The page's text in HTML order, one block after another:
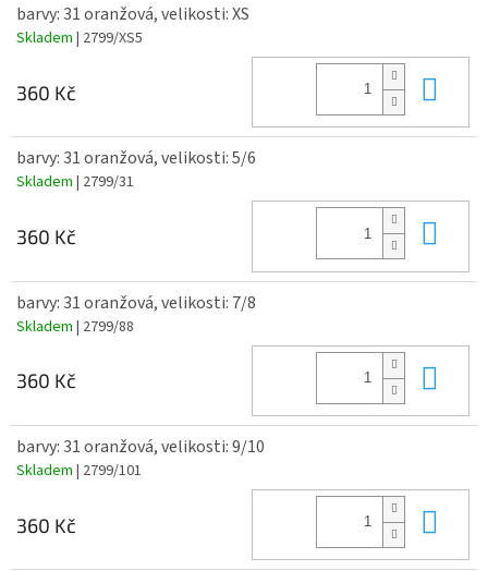
barvy: 31 oranžová, velikosti: XS
Skladem | 2799/XS5
360 Kč
barvy: 31 oranžová, velikosti: 5/6
Skladem | 2799/31
360 Kč
barvy: 31 oranžová, velikosti: 7/8
Skladem | 2799/88
360 Kč
barvy: 31 oranžová, velikosti: 9/10
Skladem | 2799/101
360 Kč